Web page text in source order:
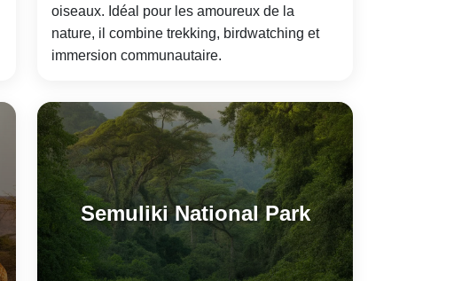
oiseaux. Idéal pour les amoureux de la
nature, il combine trekking, birdwatching et
immersion communautaire.
Semuliki National Park